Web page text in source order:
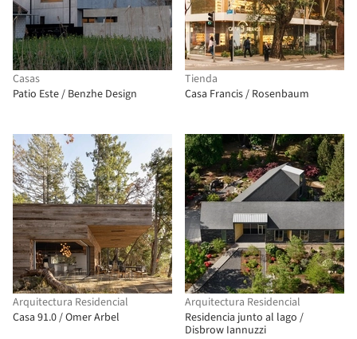
Casas
Patio Este / Benzhe Design
Tienda
Casa Francis / Rosenbaum
Arquitectura Residencial
Casa 91.0 / Omer Arbel
Arquitectura Residencial
Residencia junto al lago /
Disbrow Iannuzzi